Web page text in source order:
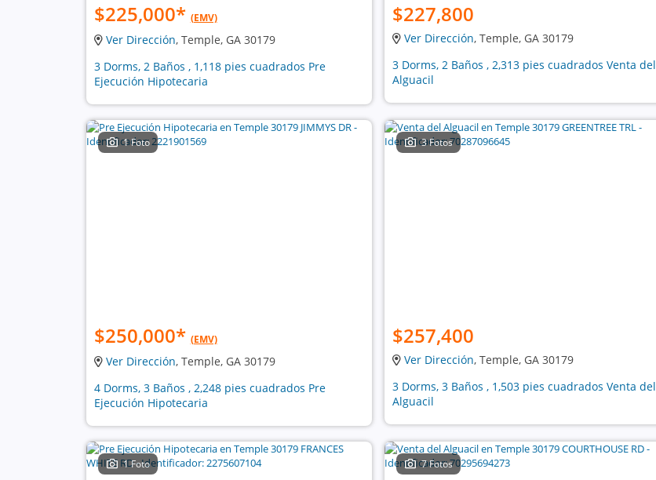
$225,000* (EMV)
Ver Dirección, Temple, GA 30179
3 Dorms, 2 Baños , 1,118 pies cuadrados Pre
Ejecución Hipotecaria
$227,800
Ver Dirección, Temple, GA 30179
3 Dorms, 2 Baños , 2,313 pies cuadrados Venta del
Alguacil
1 Foto
$250,000* (EMV)
Ver Dirección, Temple, GA 30179
4 Dorms, 3 Baños , 2,248 pies cuadrados Pre
Ejecución Hipotecaria
3 Fotos
$257,400
Ver Dirección, Temple, GA 30179
3 Dorms, 3 Baños , 1,503 pies cuadrados Venta del
Alguacil
1 Foto 7 Fotos